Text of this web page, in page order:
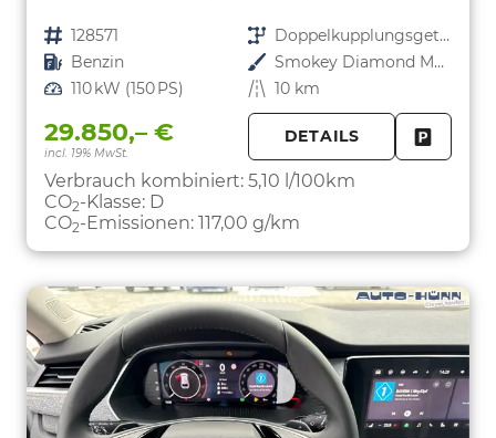
Fahrzeugnr. 128571 Getriebe
Doppelkupplungsgetriebe (DSG)
Kraftstoff Benzin Außenfarbe
Smokey Diamond Metallic
Leistung 110 kW (150 PS) Kilometerstand 10 km
29.850,– €
incl. 19% MwSt.
DETAILS
Verbrauch kombiniert: 5,10 l/100km
CO2-Klasse: D
CO2-Emissionen: 117,00 g/km